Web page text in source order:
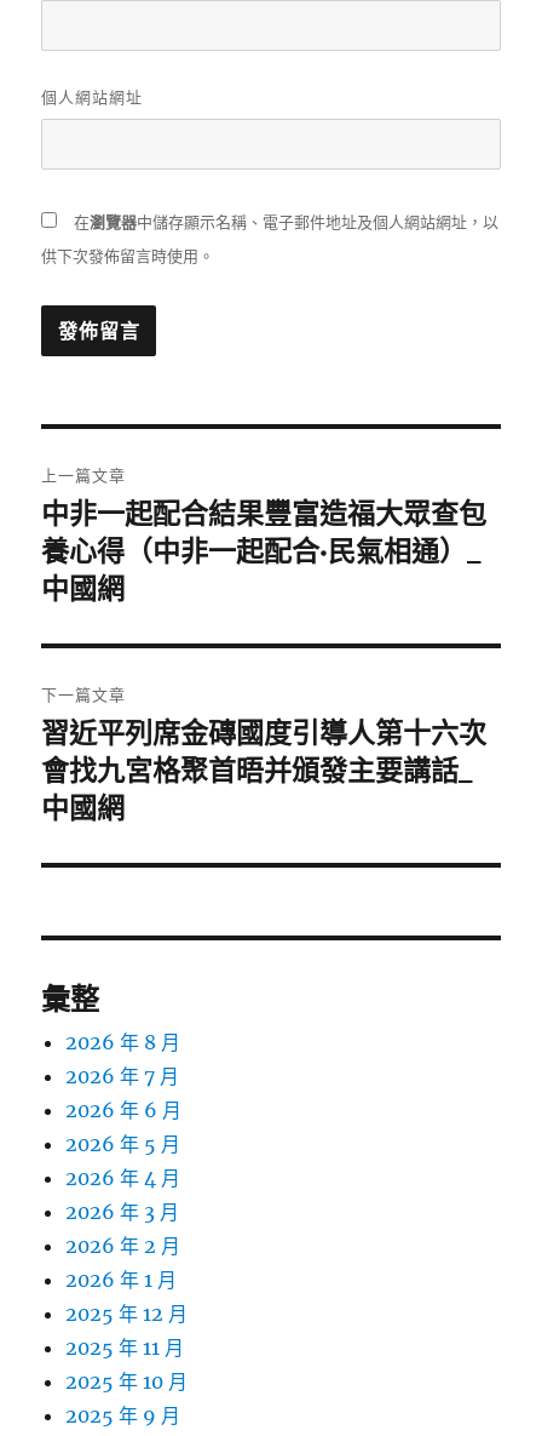
個人網站網址
在瀏覽器中儲存顯示名稱、電子郵件地址及個人網站網址，以
供下次發佈留言時使用。
章
導
覽
上一篇文章
上
一
篇
章:
中非一起配合結果豐富造福大眾查包
養心得（中非一起配合·民氣相通）_
中國網
下一篇文章
下
一
篇
章:
習近平列席金磚國度引導人第十六次
會找九宮格聚首晤并頒發主要講話_
中國網
彙整
2026 年 8 月
2026 年 7 月
2026 年 6 月
2026 年 5 月
2026 年 4 月
2026 年 3 月
2026 年 2 月
2026 年 1 月
2025 年 12 月
2025 年 11 月
2025 年 10 月
2025 年 9 月